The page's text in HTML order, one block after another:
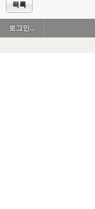
목록
로그인...